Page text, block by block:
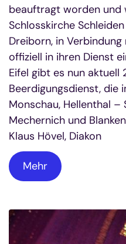
beauftragt worden und
Schlosskirche
Dreiborn, in
offiziell in ihren Dienst
Eifel gibt es nun
Beerdigungsdienst, die
Monschau, Hellenthal –
Mechernich und
Klaus Hövel, Diakon
Mehr